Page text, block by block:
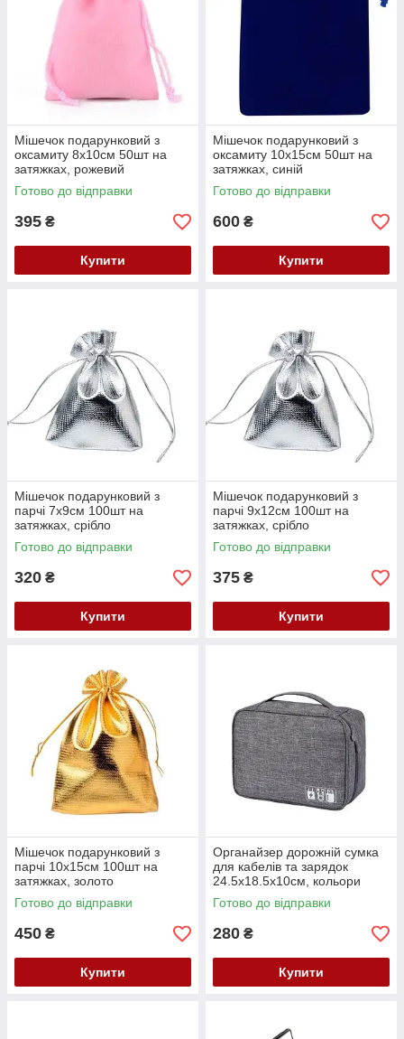
Мішечок подарунковий з
оксамиту 8x10см 50шт на
затяжках, рожевий
Готово до відправки
395 ₴
Купити
Мішечок подарунковий з
оксамиту 10x15см 50шт на
затяжках, синій
Готово до відправки
600 ₴
Купити
Мішечок подарунковий з
парчі 7x9см 100шт на
затяжках, срібло
Готово до відправки
320 ₴
Купити
Мішечок подарунковий з
парчі 9x12см 100шт на
затяжках, срібло
Готово до відправки
375 ₴
Купити
Мішечок подарунковий з
парчі 10x15см 100шт на
затяжках, золото
Готово до відправки
450 ₴
Купити
Органайзер дорожній сумка
для кабелів та зарядок
24.5x18.5x10см, кольори
Готово до відправки
280 ₴
Купити